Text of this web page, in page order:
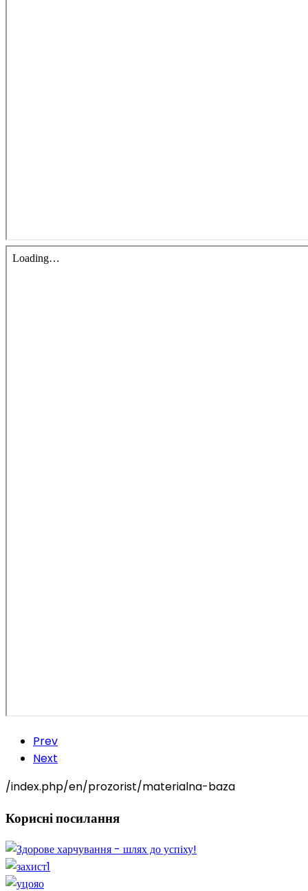
Prev
Next
/index.php/en/prozorist/materialna-baza
Корисніпосилання